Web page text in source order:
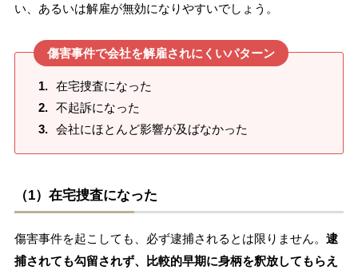
い、あるいは解雇が無効になりやすいでしょう。
傷害事件で会社を解雇されにくいパターン
在宅捜査になった
不起訴になった
会社にほとんど影響が及ばなかった
（1）在宅捜査になった
傷害事件を起こしても、必ず逮捕されるとは限りません。 逮
捕されても勾留されず、比較的早期に身柄を釈放してもらえ